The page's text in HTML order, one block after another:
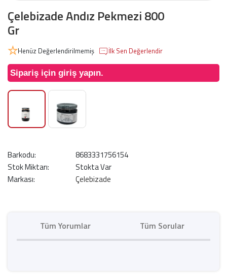
Çelebizade Andız Pekmezi 800
Gr
Henüz Değerlendirilmemiş İlk Sen Değerlendir
Sipariş için giriş yapın.
Barkodu:
8683331756154
Stok Miktarı:
Stokta Var
Markası:
Çelebizade
Tüm Yorumlar Tüm Sorular